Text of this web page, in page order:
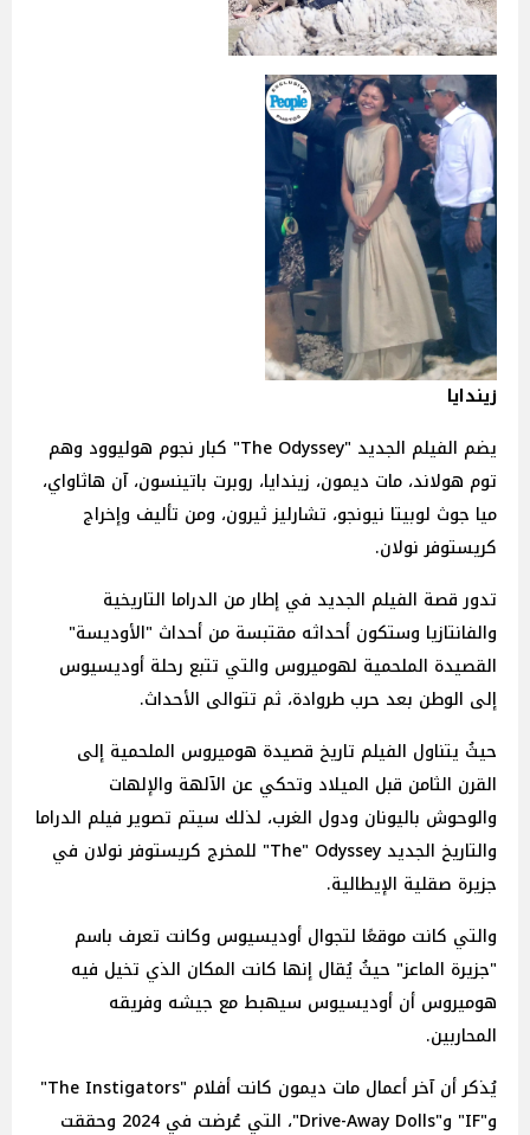
زيندايا
يضم الفيلم الجديد "The Odyssey" كبار نجوم هوليوود وهم
توم هولاند، مات ديمون، زيندايا، روبرت باتينسون، آن هاثاواي،
ميا جوث لوبيتا نيونجو، تشارليز ثيرون، ومن تأليف وإخراج
كريستوفر نولان.
تدور قصة الفيلم الجديد في إطار من الدراما التاريخية
والفانتازيا وستكون أحداثه مقتبسة من أحداث "الأوديسة"
القصيدة الملحمية لهوميروس والتي تتبع رحلة أوديسيوس
إلى الوطن بعد حرب طروادة، ثم تتوالى الأحداث.
حيثُ يتناول الفيلم تاريخ قصيدة هوميروس الملحمية إلى
القرن الثامن قبل الميلاد وتحكي عن الآلهة والإلهات
والوحوش باليونان ودول الغرب، لذلك سيتم تصوير فيلم الدراما
والتاريخ الجديد The" Odyssey" للمخرج كريستوفر نولان في
جزيرة صقلية الإيطالية.
والتي كانت موقعًا لتجوال أوديسيوس وكانت تعرف باسم
"جزيرة الماعز" حيثُ يُقال إنها كانت المكان الذي تخيل فيه
هوميروس أن أوديسيوس سيهبط مع جيشه وفريقه
المحاربين.
يُذكر أن آخر أعمال مات ديمون كانت أفلام "The Instigators"
و"IF" و"Drive-Away Dolls"، التي عُرضت في 2024 وحققت